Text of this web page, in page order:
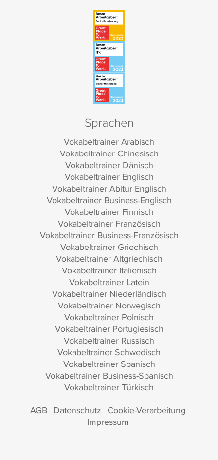
Sprachen
Vokabeltrainer Arabisch
Vokabeltrainer Chinesisch
Vokabeltrainer Dänisch
Vokabeltrainer Englisch
Vokabeltrainer Abitur Englisch
Vokabeltrainer Business-Englisch
Vokabeltrainer Finnisch
Vokabeltrainer Französisch
Vokabeltrainer Business-Französisch
Vokabeltrainer Griechisch
Vokabeltrainer Altgriechisch
Vokabeltrainer Italienisch
Vokabeltrainer Latein
Vokabeltrainer Niederländisch
Vokabeltrainer Norwegisch
Vokabeltrainer Polnisch
Vokabeltrainer Portugiesisch
Vokabeltrainer Russisch
Vokabeltrainer Schwedisch
Vokabeltrainer Spanisch
Vokabeltrainer Business-Spanisch
Vokabeltrainer Türkisch
AGB Datenschutz Cookie-Verarbeitung
Impressum